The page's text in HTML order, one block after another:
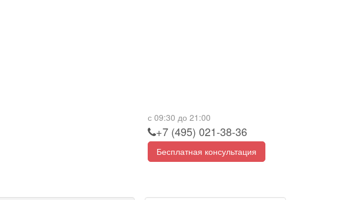
с 09:30 до 21:00
+7 (495) 021-38-36
Бесплатная консультация